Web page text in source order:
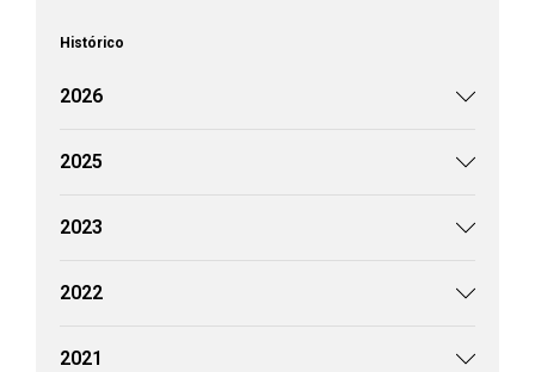
Histórico
2026
2025
2023
2022
2021